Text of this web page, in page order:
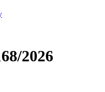
2026